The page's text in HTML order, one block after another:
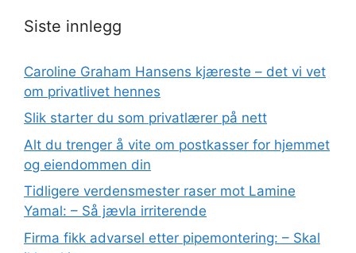
Siste innlegg
Caroline Graham Hansens kjæreste – det vi vet
om privatlivet hennes
Slik starter du som privatlærer på nett
Alt du trenger å vite om postkasser for hjemmet
og eiendommen din
Tidligere verdensmester raser mot Lamine
Yamal: – Så jævla irriterende
Firma fikk advarsel etter pipemontering: – Skal